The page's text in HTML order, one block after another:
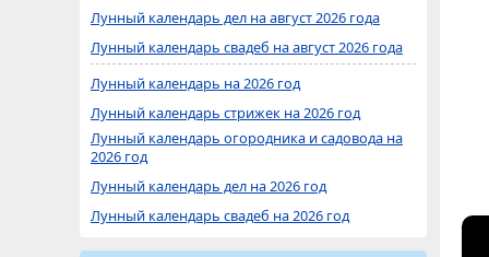
Лунный календарь дел на август 2026 года
Лунный календарь свадеб на август 2026 года
Лунный календарь на 2026 год
Лунный календарь стрижек на 2026 год
Лунный календарь огородника и садовода на
2026 год
Лунный календарь дел на 2026 год
Лунный календарь свадеб на 2026 год